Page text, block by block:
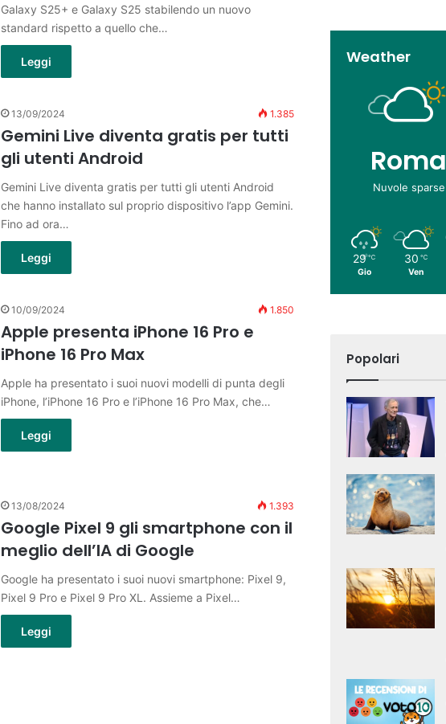
Galaxy S25+ e Galaxy S25 stabilendo un nuovo
standard rispetto a quello che…
Leggi
13/09/2024 1.385
Gemini Live diventa gratis per tutti
gli utenti Android
Gemini Live diventa gratis per tutti gli utenti Android
che hanno installato sul proprio dispositivo l’app Gemini.
Fino ad ora…
Leggi
10/09/2024 1.850
Apple presenta iPhone 16 Pro e
iPhone 16 Pro Max
Apple ha presentato i suoi nuovi modelli di punta degli
iPhone, l’iPhone 16 Pro e l’iPhone 16 Pro Max, che…
Leggi
13/08/2024 1.393
Google Pixel 9 gli smartphone con il
meglio dell’IA di Google
Google ha presentato i suoi nuovi smartphone: Pixel 9,
Pixel 9 Pro e Pixel 9 Pro XL. Assieme a Pixel…
Leggi
Weather
Roma
Nuvole sparse
29 ℃
Gio
30 ℃
Ven
Popolari